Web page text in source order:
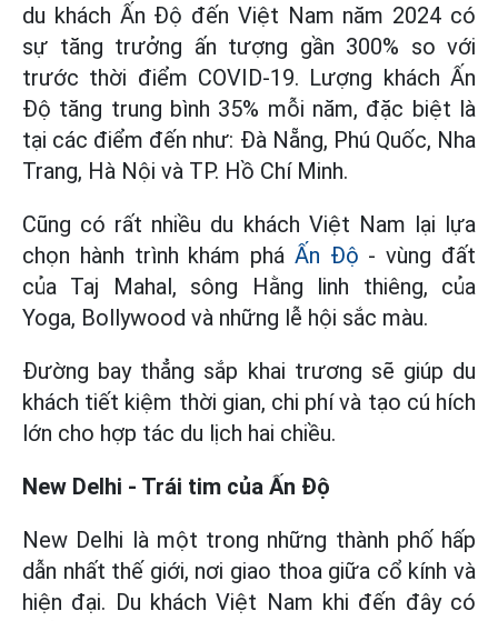
du khách Ấn Độ đến Việt Nam năm 2024 có
sự tăng trưởng ấn tượng gần 300% so với
trước thời điểm COVID-19. Lượng khách Ấn
Độ tăng trung bình 35% mỗi năm, đặc biệt là
tại các điểm đến như: Đà Nẵng, Phú Quốc, Nha
Trang, Hà Nội và TP. Hồ Chí Minh.
Cũng có rất nhiều du khách Việt Nam lại lựa
chọn hành trình khám phá Ấn Độ - vùng đất
của Taj Mahal, sông Hằng linh thiêng, của
Yoga, Bollywood và những lễ hội sắc màu.
Đường bay thẳng sắp khai trương sẽ giúp du
khách tiết kiệm thời gian, chi phí và tạo cú hích
lớn cho hợp tác du lịch hai chiều.
New Delhi - Trái tim của Ấn Độ
New Delhi là một trong những thành phố hấp
dẫn nhất thế giới, nơi giao thoa giữa cổ kính và
hiện đại. Du khách Việt Nam khi đến đây có